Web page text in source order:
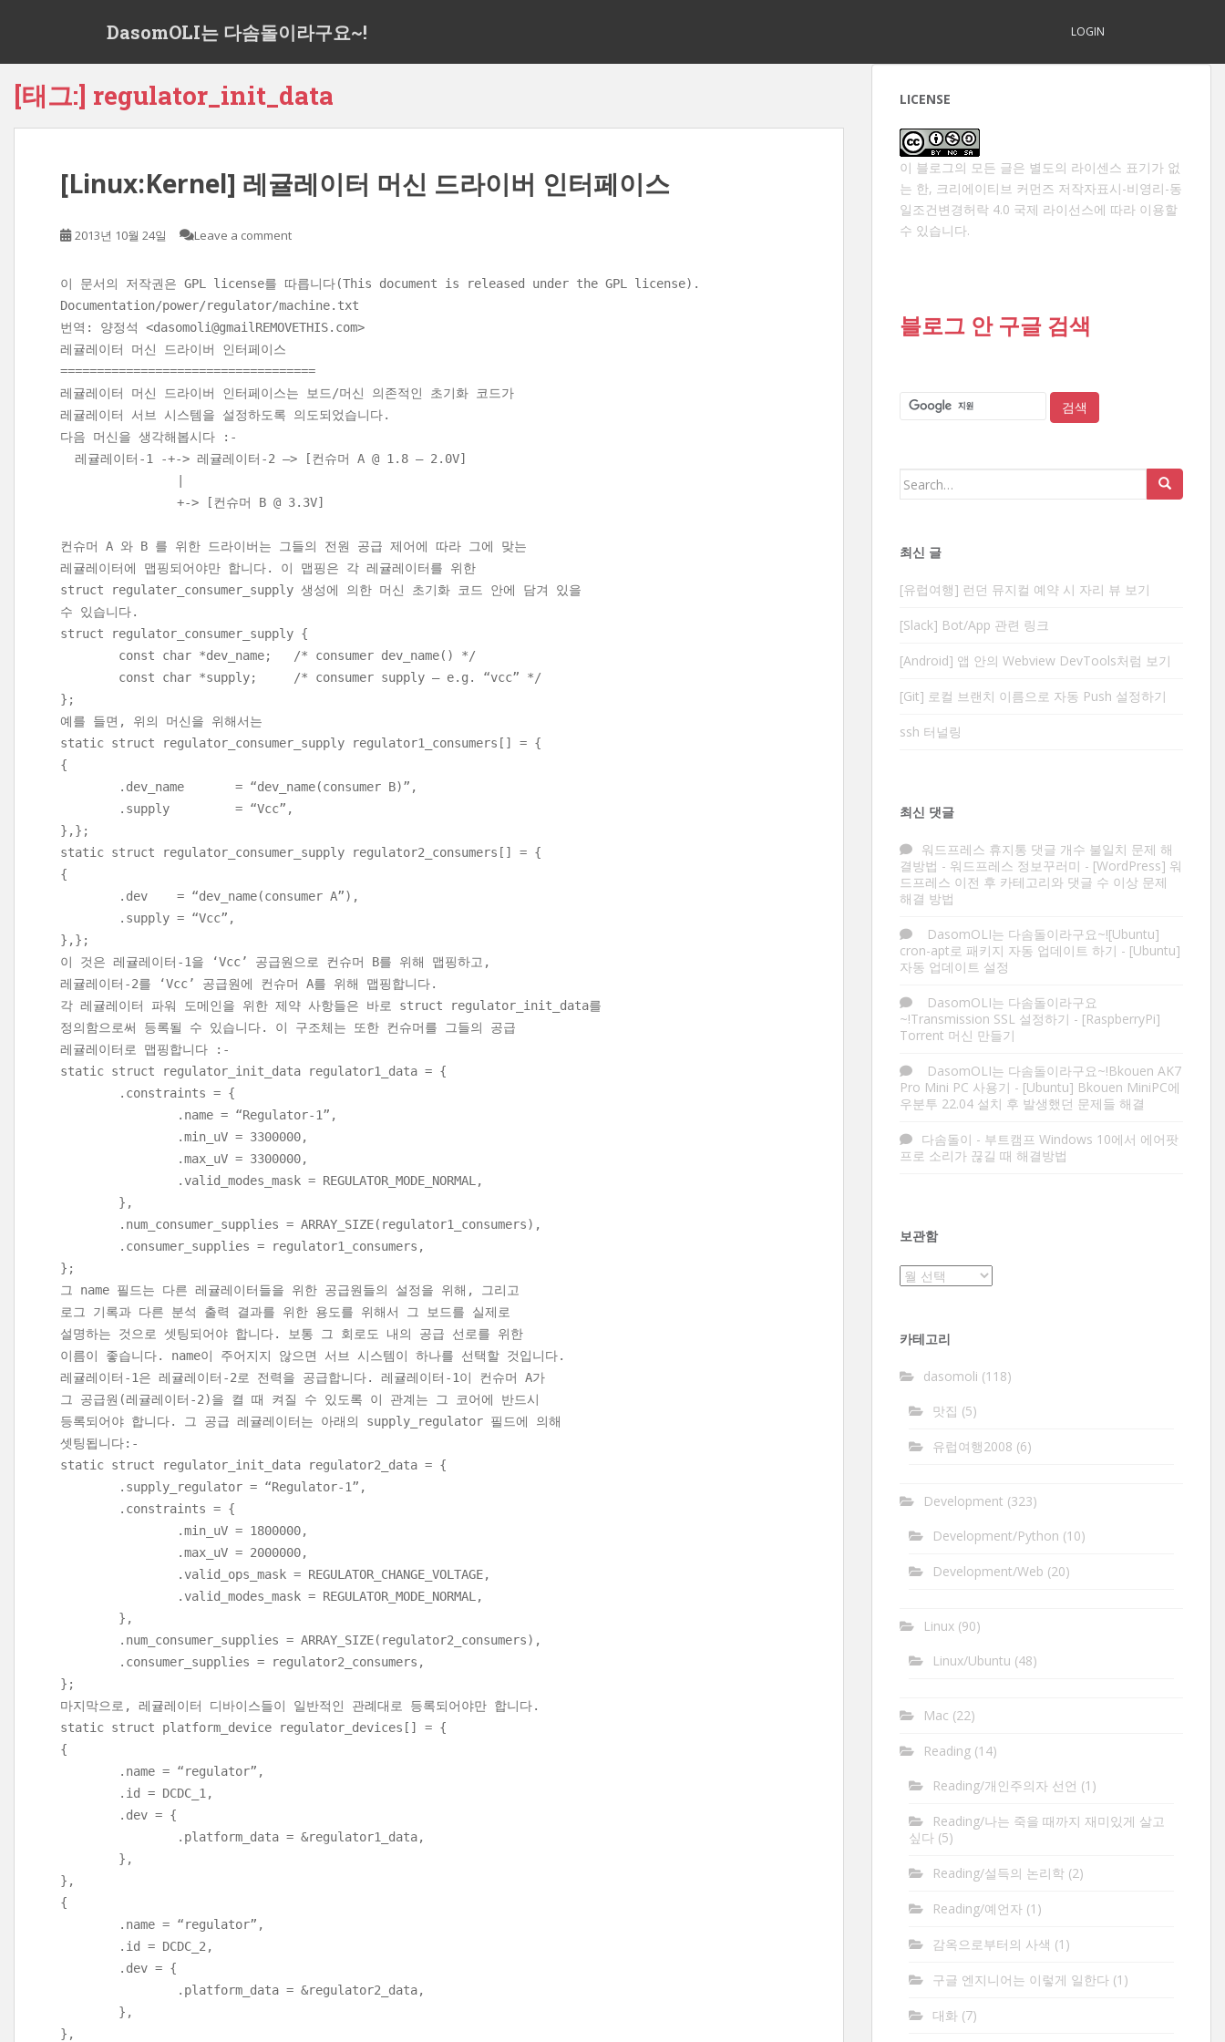
DasomOLI는 다솜돌이라구요~! LOGIN
[태그:] regulator_init_data
[Linux:Kernel] 레귤레이터 머신 드라이버 인터페이스
2013년 10월 24일 Leave a comment
이 문서의 저작권은 GPL license를 따릅니다(This document is released under the GPL license).
Documentation/power/regulator/machine.txt
번역: 양정석 <dasomoli@gmailREMOVETHIS.com>
레귤레이터 머신 드라이버 인터페이스
===================================
레귤레이터 머신 드라이버 인터페이스는 보드/머신 의존적인 초기화 코드가
레귤레이터 서브 시스템을 설정하도록 의도되었습니다.
다음 머신을 생각해봅시다 :-
레귤레이터-1 -+-> 레귤레이터-2 –> [컨슈머 A @ 1.8 – 2.0V]
+-> [컨슈머 B @ 3.3V]
컨슈머 A 와 B 를 위한 드라이버는 그들의 전원 공급 제어에 따라 그에 맞는
레귤레이터에 맵핑되어야만 합니다. 이 맵핑은 각 레귤레이터를 위한
struct regulater_consumer_supply 생성에 의한 머신 초기화 코드 안에 담겨 있을
수 있습니다.
struct regulator_consumer_supply {
const char *dev_name; /* consumer dev_name() */
const char *supply; /* consumer supply – e.g. “vcc” */
};
예를 들면, 위의 머신을 위해서는
static struct regulator_consumer_supply regulator1_consumers[] = {
{
.dev_name = “dev_name(consumer B)”,
.supply = “Vcc”,
},};
static struct regulator_consumer_supply regulator2_consumers[] = {
{
.dev = “dev_name(consumer A”),
.supply = “Vcc”,
},};
이 것은 레귤레이터-1을 ‘Vcc’ 공급원으로 컨슈머 B를 위해 맵핑하고,
레귤레이터-2를 ‘Vcc’ 공급원에 컨슈머 A를 위해 맵핑합니다.
각 레귤레이터 파워 도메인을 위한 제약 사항들은 바로 struct regulator_init_data를
정의함으로써 등록될 수 있습니다. 이 구조체는 또한 컨슈머를 그들의 공급
레귤레이터로 맵핑합니다 :-
static struct regulator_init_data regulator1_data = {
.constraints = {
.name = “Regulator-1”,
.min_uV = 3300000,
.max_uV = 3300000,
.valid_modes_mask = REGULATOR_MODE_NORMAL,
},
.num_consumer_supplies = ARRAY_SIZE(regulator1_consumers),
.consumer_supplies = regulator1_consumers,
};
그 name 필드는 다른 레귤레이터들을 위한 공급원들의 설정을 위해, 그리고
로그 기록과 다른 분석 출력 결과를 위한 용도를 위해서 그 보드를 실제로
설명하는 것으로 셋팅되어야 합니다. 보통 그 회로도 내의 공급 선로를 위한
이름이 좋습니다. name이 주어지지 않으면 서브 시스템이 하나를 선택할 것입니다.
레귤레이터-1은 레귤레이터-2로 전력을 공급합니다. 레귤레이터-1이 컨슈머 A가
그 공급원(레귤레이터-2)을 켤 때 켜질 수 있도록 이 관계는 그 코어에 반드시
등록되어야 합니다. 그 공급 레귤레이터는 아래의 supply_regulator 필드에 의해
셋팅됩니다:-
static struct regulator_init_data regulator2_data = {
.supply_regulator = “Regulator-1”,
.constraints = {
.min_uV = 1800000,
.max_uV = 2000000,
.valid_ops_mask = REGULATOR_CHANGE_VOLTAGE,
.valid_modes_mask = REGULATOR_MODE_NORMAL,
},
.num_consumer_supplies = ARRAY_SIZE(regulator2_consumers),
.consumer_supplies = regulator2_consumers,
};
마지막으로, 레귤레이터 디바이스들이 일반적인 관례대로 등록되어야만 합니다.
static struct platform_device regulator_devices[] = {
{
.name = “regulator”,
.id = DCDC_1,
.dev = {
.platform_data = &regulator1_data,
},
},
{
.name = “regulator”,
.id = DCDC_2,
.dev = {
.platform_data = &regulator2_data,
},
},
LICENSE
이 블로그의 모든 글은 별도의 라이센스 표기가 없
는 한, 크리에이티브 커먼즈 저작자표시-비영리-동
일조건변경허락 4.0 국제 라이선스에 따라 이용할
수 있습니다.
블로그 안 구글 검색
Search
최신 글
[유럽여행] 런던 뮤지컬 예약 시 자리 뷰 보기
[Slack] Bot/App 관련 링크
[Android] 앱 안의 Webview DevTools처럼 보기
[Git] 로컬 브랜치 이름으로 자동 Push 설정하기
ssh 터널링
최신 댓글
워드프레스 휴지통 댓글 개수 불일치 문제 해
결방법 - 워드프레스 정보꾸러미 - [WordPress] 워
드프레스 이전 후 카테고리와 댓글 수 이상 문제
해결 방법
DasomOLI는 다솜돌이라구요~![Ubuntu]
cron-apt로 패키지 자동 업데이트 하기 - [Ubuntu]
자동 업데이트 설정
DasomOLI는 다솜돌이라구요
~!Transmission SSL 설정하기 - [RaspberryPi]
Torrent 머신 만들기
DasomOLI는 다솜돌이라구요~!Bkouen AK7
Pro Mini PC 사용기 - [Ubuntu] Bkouen MiniPC에
우분투 22.04 설치 후 발생했던 문제들 해결
다솜돌이 - 부트캠프 Windows 10에서 에어팟
프로 소리가 끊길 때 해결방법
보관함
보
카테고리
dasomoli (118)
맛집 (5)
유럽여행2008 (6)
Development (323)
Development/Python (10)
Development/Web (20)
Linux(90)
Linux/Ubuntu (48)
Mac (22)
Reading(14)
Reading/개인주의자 선언 (1)
Reading/나는 죽을 때까지 재미있게 살고
싶다(5)
Reading/설득의 논리학(2)
Reading/예언자(1)
감옥으로부터의 사색 (1)
구글 엔지니어는 이렇게 일한다(1)
대화(7)